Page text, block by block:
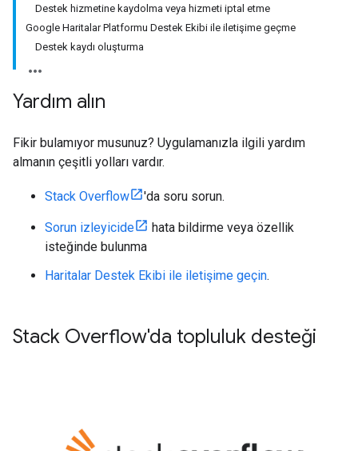
Destek hizmetine kaydolma veya hizmeti iptal etme
Google Haritalar Platformu Destek Ekibi ile iletişime geçme
Destek kaydı oluşturma
Yardım alın
Fikir bulamıyor musunuz? Uygulamanızla ilgili yardım
almanın çeşitli yolları vardır.
Stack Overflow 'da soru sorun.
Sorun izleyicide
hata bildirme veya özellik
isteğinde bulunma
Haritalar Destek Ekibi ile iletişime geçin.
Stack Overflow'da topluluk desteği